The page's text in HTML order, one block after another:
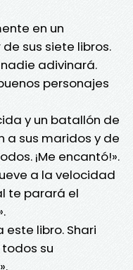
en un
sus siete libros.
adivinará.
personajes
y un batallón de
a sus maridos y de
¡Me encantó!».
a la velocidad
te parará el
libro. Shari
su